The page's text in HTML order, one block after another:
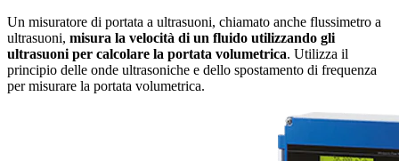
Un misuratore di portata a ultrasuoni, chiamato anche flussimetro a
ultrasuoni, misura la velocità di un fluido utilizzando gli
ultrasuoni per calcolare la portata volumetrica. Utilizza il
principio delle onde ultrasoniche e dello spostamento di frequenza
per misurare la portata volumetrica.